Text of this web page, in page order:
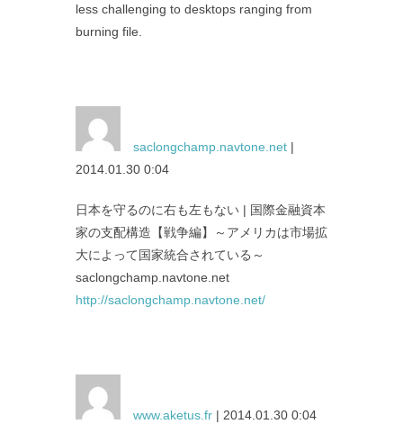
less challenging to desktops ranging from
burning file.
saclongchamp.navtone.net |
2014.01.30 0:04
日本を守るのに右も左もない | 国際金融資本
家の支配構造【戦争編】～アメリカは市場拡
大によって国家統合されている～
saclongchamp.navtone.net
http://saclongchamp.navtone.net/
www.aketus.fr | 2014.01.30 0:04